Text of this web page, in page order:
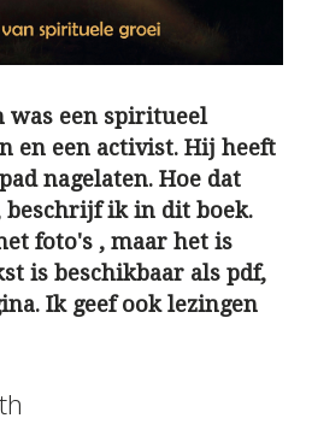
was een spiritueel
en een activist. Hij heeft
nagelaten. Hoe dat
beschrijf ik in dit boek.
foto's , maar het is
is beschikbaar als pdf,
Ik geef ook lezingen